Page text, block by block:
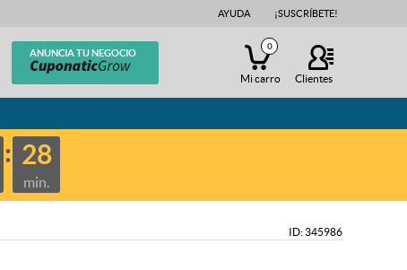
AYUDA ¡SUSCRÍBETE!
ANUNCIA TU NEGOCIO
Clientes
0
Mi carro
28
min.
ID: 345986